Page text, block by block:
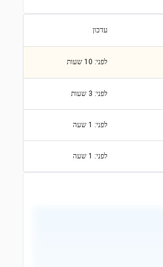
עדכון
לפני: 10 שעות
לפני: 3 שעות
לפני: 1 שעה
לפני: 1 שעה